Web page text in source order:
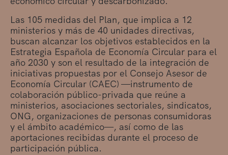
Las 105 medidas del Plan, que implica a 12
ministerios y más de 40 unidades directivas,
buscan alcanzar los objetivos establecidos en la
Estrategia Española de Economía Circular para el
año 2030 y son el resultado de la integración de
iniciativas propuestas por el Consejo Asesor de
Economía Circular (CAEC) —instrumento de
colaboración público-privada que reúne a
ministerios, asociaciones sectoriales, sindicatos,
ONG, organizaciones de personas consumidoras
y el ámbito académico—, así como de las
aportaciones recibidas durante el proceso de
participación pública.